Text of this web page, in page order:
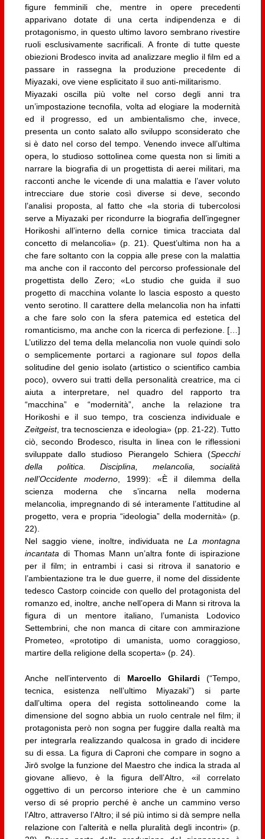
figure femminili che, mentre in opere precedenti
apparivano dotate di una certa indipendenza e di
protagonismo, in questo ultimo lavoro sembrano rivestire
ruoli esclusivamente sacrificali. A fronte di tutte queste
obiezioni Brodesco invita ad analizzare meglio il film ed a
passare in rassegna la produzione precedente di
Miyazaki, ove viene esplicitato il suo anti-militarismo.
Miyazaki oscilla più volte nel corso degli anni tra
un’impostazione tecnofila, volta ad elogiare la modernità
ed il progresso, ed un ambientalismo che, invece,
presenta un conto salato allo sviluppo sconsiderato che
si è dato nel corso del tempo. Venendo invece all’ultima
opera, lo studioso sottolinea come questa non si limiti a
narrare la biografia di un progettista di aerei militari, ma
racconti anche le vicende di una malattia e l’aver voluto
intrecciare due storie così diverse si deve, secondo
l’analisi proposta, al fatto che «la storia di tubercolosi
serve a Miyazaki per ricondurre la biografia dell’ingegner
Horikoshi all’interno della cornice timica tracciata dal
concetto di melancolia» (p. 21). Quest’ultima non ha a
che fare soltanto con la coppia alle prese con la malattia
ma anche con il racconto del percorso professionale del
progettista dello Zero; «Lo studio che guida il suo
progetto di macchina volante lo lascia esposto a questo
vento serotino. Il carattere della melancolia non ha infatti
a che fare solo con la sfera patemica ed estetica del
romanticismo, ma anche con la ricerca di perfezione. […]
L’utilizzo del tema della melancolia non vuole quindi solo
o semplicemente portarci a ragionare sul toposdella
solitudine del genio isolato (artistico o scientifico cambia
poco), ovvero sui tratti della personalità creatrice, ma ci
aiuta a interpretare, nel quadro del rapporto tra
“macchina” e “modernità”, anche la relazione tra
Horikoshi e il suo tempo, tra coscienza individuale e
Zeitgeist, tra tecnoscienza e ideologia» (pp. 21-22). Tutto
ciò, secondo Brodesco, risulta in linea con le riflessioni
sviluppate dallo studioso Pierangelo Schiera (Specchi
della politica. Disciplina, melancolia, socialità
nell’Occidente moderno, 1999): «È il dilemma della
scienza moderna che s’incarna nella moderna
melancolia, impregnando di sé interamente l’attitudine al
progetto, vera e propria “ideologia” della modernità» (p.
22).
Nel saggio viene, inoltre, individuata neLa montagna
incantata di Thomas Mann un’altra fonte di ispirazione
per il film; in entrambi i casi si ritrova il sanatorio e
l’ambientazione tra le due guerre, il nome del dissidente
tedesco Castorp coincide con quello del protagonista del
romanzo ed, inoltre, anche nell’opera di Mann si ritrova la
figura di un mentore italiano, l’umanista Lodovico
Settembrini, che non manca di citare con ammirazione
Prometeo, «prototipo di umanista, uomo coraggioso,
martire della religione della scoperta» (p. 24).
Anche nell’intervento di Marcello Ghilardi (“Tempo,
tecnica, esistenza nell’ultimo Miyazaki”) si parte
dall’ultima opera del regista sottolineando come la
dimensione del sogno abbia un ruolo centrale nel film; il
protagonista però non sogna per fuggire dalla realtà ma
per integrarla realizzando qualcosa in grado di incidere
su di essa. La figura di Caproni che compare in sogno a
Jirō svolge la funzione del Maestro che indica la strada al
giovane allievo, è la figura dell’Altro, «il correlato
oggettivo di un percorso interiore che è un cammino
verso di sé proprio perché è anche un cammino verso
l’Altro, attraverso l’Altro; il sé più intimo si dà sempre nella
relazione con l’alterità e nella pluralità degli incontri» (p.